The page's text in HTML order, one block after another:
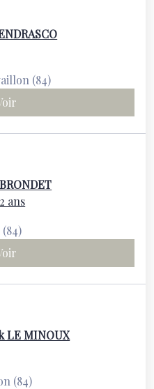
(84)
ans
LE MINOUX
(84)